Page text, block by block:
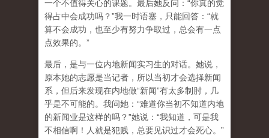
一个不值得关心的课题。最后她反问：“你真的觉
得占中会成功吗？”我一时语塞，只能回答：“就
算不会成功，也至少有努力争取过，总会有一点
点效果的。”
最后，是与一位内地新闻实习生的对话。她说，
原本她的志愿是当记者，所以当初才会选择新闻
系，但后来发现在内地做“新闻”有太多制肘，几
乎是不可能的。我问她：“难道你当初不知道内地
的新闻业是这样的吗？”她说：“我知道，可是我
不相信啊！人就是犯贱，总要见识过才会死心。”